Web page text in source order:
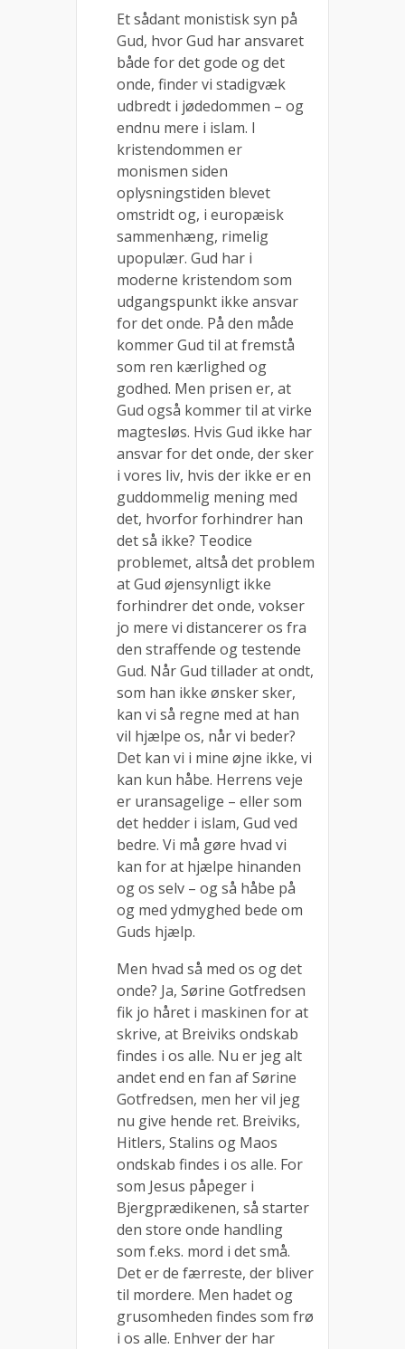
Et sådant monistisk syn på
Gud, hvor Gud har ansvaret
både for det gode og det
onde, finder vi stadigvæk
udbredt i jødedommen – og
endnu mere i islam. I
kristendommen er
monismen siden
oplysningstiden blevet
omstridt og, i europæisk
sammenhæng, rimelig
upopulær. Gud har i
moderne kristendom som
udgangspunkt ikke ansvar
for det onde. På den måde
kommer Gud til at fremstå
som ren kærlighed og
godhed. Men prisen er, at
Gud også kommer til at virke
magtesløs. Hvis Gud ikke har
ansvar for det onde, der sker
i vores liv, hvis der ikke er en
guddommelig mening med
det, hvorfor forhindrer han
det så ikke? Teodice
problemet, altså det problem
at Gud øjensynligt ikke
forhindrer det onde, vokser
jo mere vi distancerer os fra
den straffende og testende
Gud. Når Gud tillader at ondt,
som han ikke ønsker sker,
kan vi så regne med at han
vil hjælpe os, når vi beder?
Det kan vi i mine øjne ikke, vi
kan kun håbe. Herrens veje
er uransagelige – eller som
det hedder i islam, Gud ved
bedre. Vi må gøre hvad vi
kan for at hjælpe hinanden
og os selv – og så håbe på
og med ydmyghed bede om
Guds hjælp.
Men hvad så med os og det
onde? Ja, Sørine Gotfredsen
fik jo håret i maskinen for at
skrive, at Breiviks ondskab
findes i os alle. Nu er jeg alt
andet end en fan af Sørine
Gotfredsen, men her vil jeg
nu give hende ret. Breiviks,
Hitlers, Stalins og Maos
ondskab findes i os alle. For
som Jesus påpeger i
Bjergprædikenen, så starter
den store onde handling
som f.eks. mord i det små.
Det er de færreste, der bliver
til mordere. Men hadet og
grusomheden findes som frø
i os alle. Enhver der har